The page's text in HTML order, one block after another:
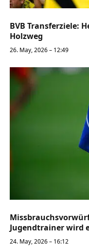
BVB Transferziele:
Holzweg
26. May, 2026 – 12:49
Jugendtrainer wird
24. May, 2026 – 16:12